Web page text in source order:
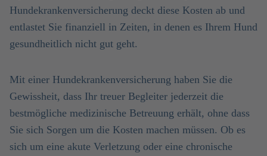
Hundekrankenversicherung deckt diese Kosten ab und
entlastet Sie finanziell in Zeiten, in denen es Ihrem Hund
gesundheitlich nicht gut geht.
Mit einer Hundekrankenversicherung haben Sie die
Gewissheit, dass Ihr treuer Begleiter jederzeit die
bestmögliche medizinische Betreuung erhält, ohne dass
Sie sich Sorgen um die Kosten machen müssen. Ob es
sich um eine akute Verletzung oder eine chronische